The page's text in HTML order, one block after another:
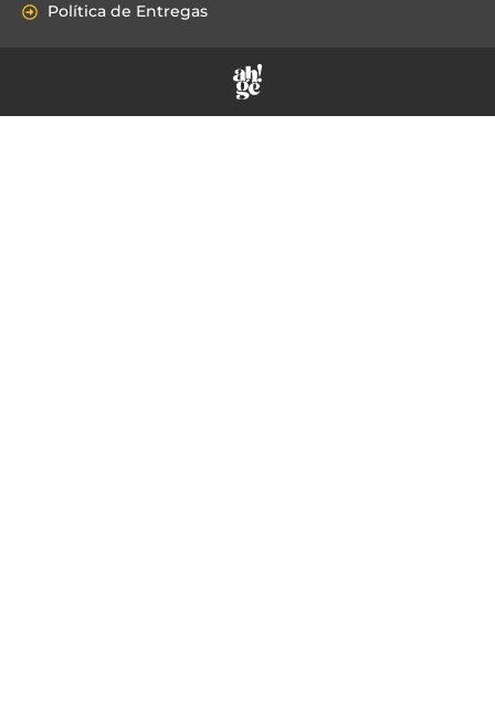
Política de Entregas